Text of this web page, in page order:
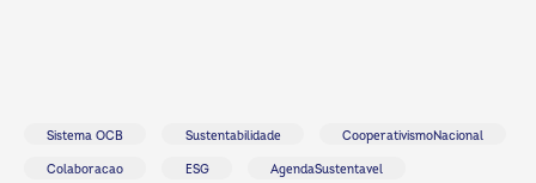
Sistema OCB Sustentabilidade CooperativismoNacional
Colaboracao ESG AgendaSustentavel